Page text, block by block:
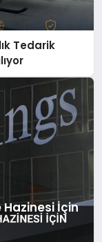
Tedarik
İçin